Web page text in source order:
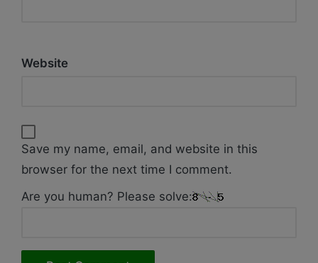
Website
Save my name, email, and website in this
browser for the next time I comment.
Are you human? Please solve: